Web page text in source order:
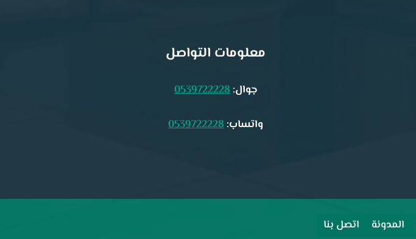
معلومات التواصل
جوال:0539722228
واتساب:0539722228
المدونة اتصل بنا